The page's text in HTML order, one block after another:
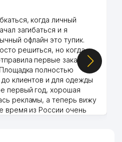
когда личный
загибаться и я
офлайн это тупик.
решиться, но когда
первые заказы,
полностью
клиентов и для одежды
первый год, хорошая
рекламы, а теперь вижу
время из России очень